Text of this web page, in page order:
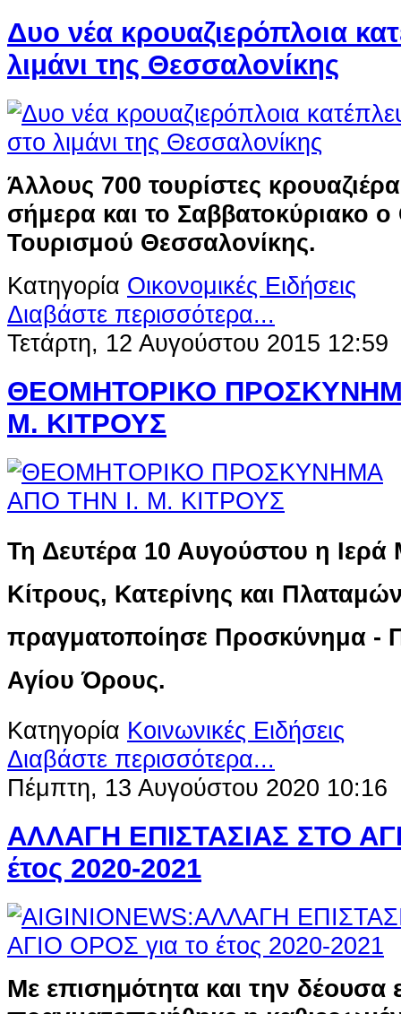
Δυο νέα κρουαζιερόπλοια
λιμάνι της Θεσσαλονίκης
Άλλους 700 τουρίστες
σήμερα και το Σαββατοκύριακο
Τουρισμού Θεσσαλονίκης.
Κατηγορία Οικονομικές Ειδήσεις
Διαβάστε περισσότερα...
Τετάρτη, 12 Αυγούστου 2015 12:59
ΘΕΟΜΗΤΟΡΙΚΟ
Μ. ΚΙΤΡΟΥΣ
Τη Δευτέρα 10 Αυγούστου η Ιερά
Κίτρους, Κατερίνης και
πραγματοποίησε Προσκύνημα -
Αγίου Όρους.
Κατηγορία Κοινωνικές Ειδήσεις
Διαβάστε περισσότερα...
Πέμπτη, 13 Αυγούστου 2020 10:16
ΑΛΛΑΓΗ ΕΠΙΣΤΑΣΙΑΣ ΣΤΟ
έτος 2020-2021
Με επισημότητα και την δέουσα